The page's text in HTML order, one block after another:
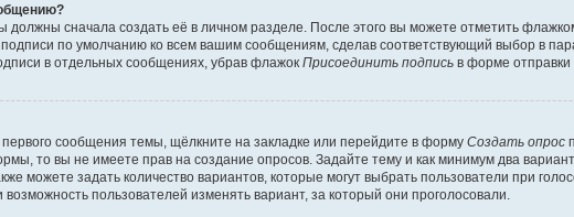
сначала создать её в личном разделе. После этого вы можете отметить
по умолчанию ко всем вашим сообщениям, сделав соответствующий выбор в
в отдельных сообщениях, убрав флажок Присоединить подпись в форме отправки
сообщения темы, щёлкните на закладке или перейдите в форму Создать опрос
то вы не имеете прав на создание опросов. Задайте тему и как минимум два
можете задать количество вариантов, которые могут выбрать пользователи при
пользователей изменять вариант, за который они проголосовали.